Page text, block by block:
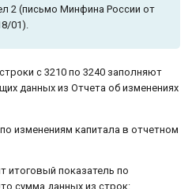
2 (письмо Минфина России от
01).
с 3210 по 3240 заполняют
данных из Отчета об изменениях
изменениям капитала в отчетном
итоговый показатель по
сумма данных из строк: